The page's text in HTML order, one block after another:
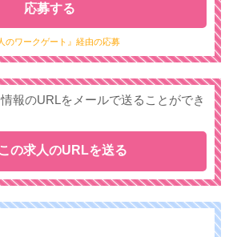
のワークゲート』経由の応募
応募する
報のURLをメールで送ることができ
この求人のURLを送る